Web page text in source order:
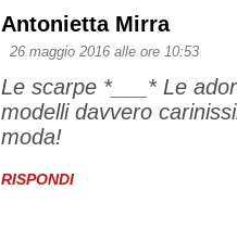
Antonietta Mirra
26 maggio 2016 alle ore 10:53
Le scarpe *___* Le
modelli davvero
moda!
RISPONDI